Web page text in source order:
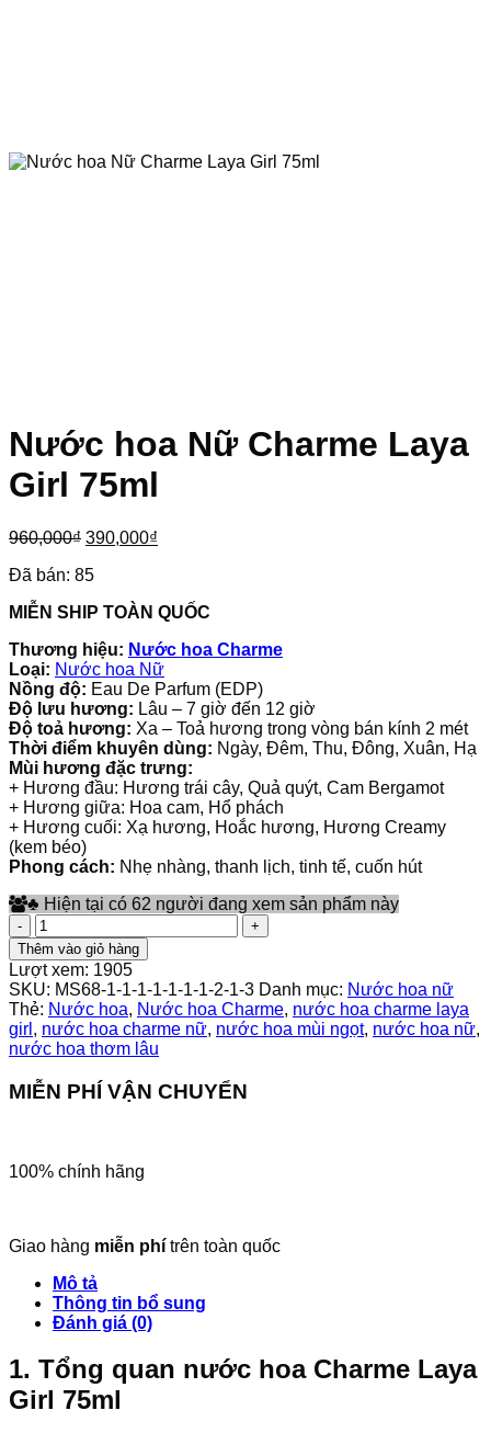
Nước hoa Nữ Charme Laya
Girl 75ml
960,000₫ Giá
là:
390,000₫
390,000₫.
Đã bán: 85
MIỄN SHIP TOÀN QUỐC
Thương hiệu: Nước hoa Charme
Loại: Nước hoa Nữ
Nồng độ: Eau De Parfum (EDP)
Độ lưu hương: Lâu – 7 giờ đến 12 giờ
Độ toả hương: Xa – Toả hương trong vòng bán kính 2 mét
Thời điểm khuyên dùng: Ngày, Đêm, Thu, Đông, Xuân, Hạ
Mùi hương đặc trưng:
+ Hương đầu: Hương trái cây, Quả quýt, Cam Bergamot
+ Hương giữa: Hoa cam, Hổ phách
+ Hương cuối: Xạ hương, Hoắc hương, Hương Creamy
(kem béo)
Phong cách: Nhẹ nhàng, thanh lịch, tinh tế, cuốn hút
♣ Hiện tại có 62 người đang xem sản phẩm này
Nước
hoa
Nữ
Charme
Laya
Girl
75ml
số
lượng
Thêm vào giỏ hàng
Lượt xem: 1905
SKU: MS68-1-1-1-1-1-1-1-2-1-3 Danh mục: Nước hoa nữ
Thẻ: Nước hoa, Nước hoa Charme, nước hoa charme laya
girl , nước hoa charme nữ, nước hoa mùi ngọt, nước hoa nữ,
nước hoa thơm lâu
MIỄN PHÍ VẬN CHUYỂN
100% chính hãng
Giao hàng miễn phí trên toàn quốc
Mô tả
Thông tin bổ sung
Đánh giá (0)
1. Tổng quan nước hoa Charme Laya
Girl 75ml